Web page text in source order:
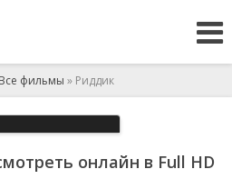
Все фильмы » Риддик
онлайн в Full HD